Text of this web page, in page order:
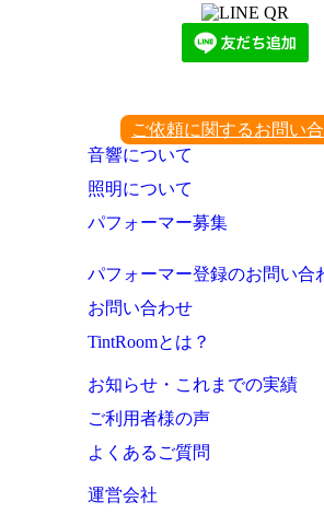
ご依頼に関するお問い
音響について
照明について
パフォーマー募集
パフォーマー登録のお問い合
お問い合わせ
TintRoomとは？
お知らせ・これまでの実績
ご利用者様の声
よくあるご質問
運営会社